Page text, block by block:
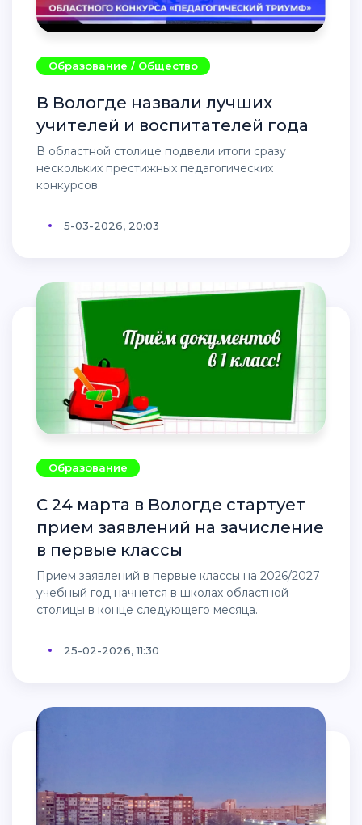
Образование / Общество
В Вологде назвали лучших
учителей и воспитателей года
В областной столице подвели итоги сразу
нескольких престижных педагогических
конкурсов.
5-03-2026, 20:03
Образование
С 24 марта в Вологде стартует
прием заявлений на зачисление
в первые классы
Прием заявлений в первые классы на 2026/2027
учебный год начнется в школах областной
столицы в конце следующего месяца.
25-02-2026, 11:30